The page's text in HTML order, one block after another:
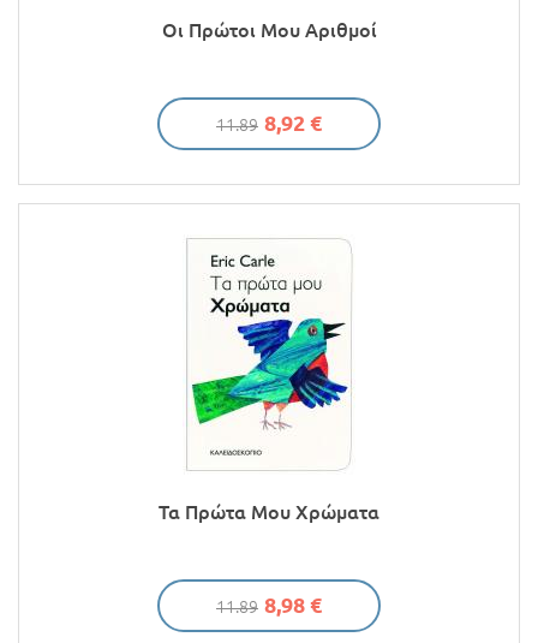
Οι Πρώτοι Μου Αριθμοί
11.89 8,92 €
Τα Πρώτα Μου Χρώματα
11.89 8,98 €